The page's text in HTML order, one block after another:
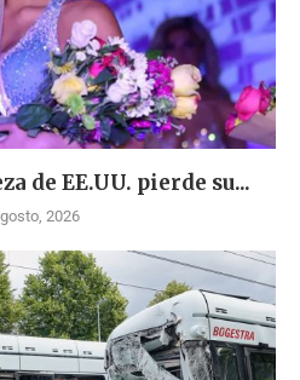
de EE.UU. pierde su...
2026